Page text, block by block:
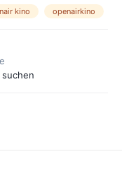
kino openairkino